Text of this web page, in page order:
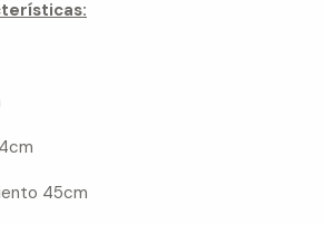
45cm